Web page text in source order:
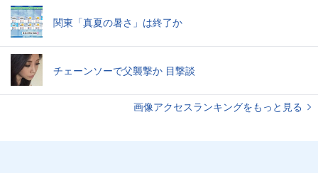
関東「真夏の暑さ」は終了か
チェーンソーで父襲撃か 目撃談
画像アクセスランキングをもっと見る